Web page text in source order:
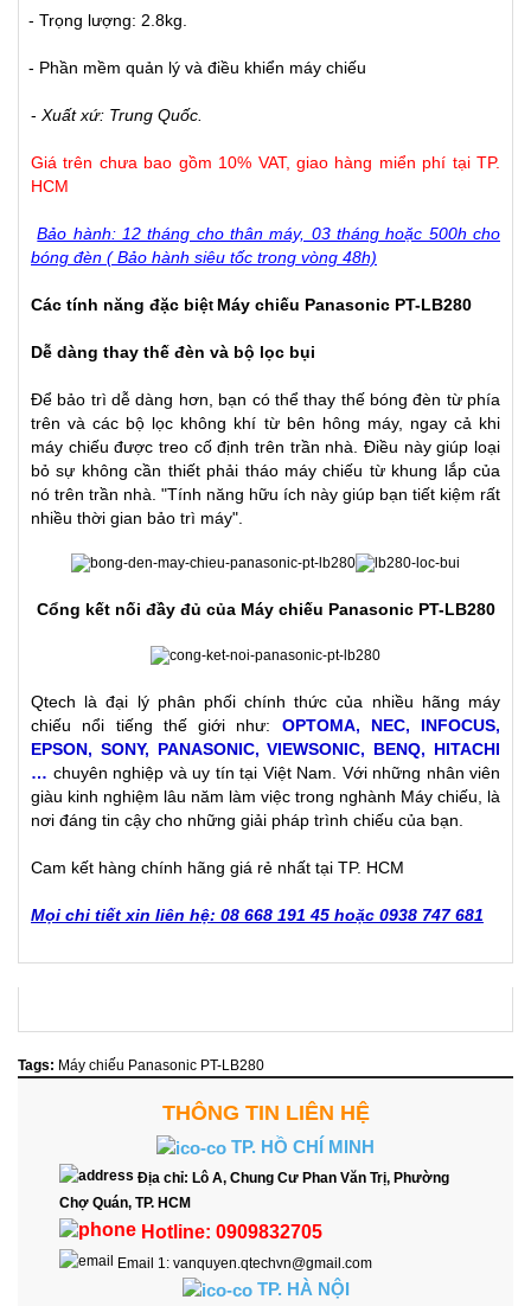
- Trọng lượng: 2.8kg.
- Phần mềm quản lý và điều khiển máy chiếu
- Xuất xứ: Trung Quốc.
Giá trên chưa bao gồm 10% VAT, giao hàng miển phí tại TP.
HCM
Bảo hành: 12 tháng cho thân máy, 03 tháng hoặc 500h cho
bóng đèn ( Bảo hành siêu tốc trong vòng 48h)
Các tính năng đặc biệt Máy chiếu Panasonic PT-LB280
Dễ dàng thay thế đèn và bộ lọc bụi
Để bảo trì dễ dàng hơn, bạn có thể thay thế bóng đèn từ phía
trên và các bộ lọc không khí từ bên hông máy, ngay cả khi
máy chiếu được treo cố định trên trần nhà. Điều này giúp loại
bỏ sự không cần thiết phải tháo máy chiếu từ khung lắp của
nó trên trần nhà. "Tính năng hữu ích này giúp bạn tiết kiệm rất
nhiều thời gian bảo trì máy".
Cổng kết nối đầy đủ của Máy chiếu Panasonic PT-LB280
Qtech là đại lý phân phối chính thức của nhiều hãng máy
chiếu nổi tiếng thế giới như: OPTOMA, NEC, INFOCUS,
EPSON, SONY, PANASONIC, VIEWSONIC, BENQ, HITACHI
… chuyên nghiệp và uy tín tại Việt Nam. Với những nhân viên
giàu kinh nghiệm lâu năm làm việc trong nghành Máy chiếu, là
nơi đáng tin cậy cho những giải pháp trình chiếu của bạn.
Cam kết hàng chính hãng giá rẻ nhất tại TP. HCM
Mọi chi tiết xin liên hệ: 08 668 191 45 hoặc 0938 747 681
Tags: Máy chiếu Panasonic PT-LB280
THÔNG TIN LIÊN HỆ
TP. HỒ CHÍ MINH
Địa chỉ: Lô A, Chung Cư Phan Văn Trị, Phường
Chợ Quán, TP. HCM
Hotline: 0909832705
Email 1: vanquyen.qtechvn@gmail.com
TP. HÀ NỘI